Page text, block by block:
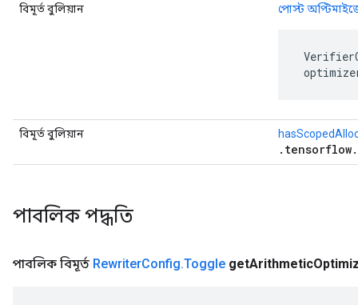
বিমূর্ত বুলিয়ান পোস্ট
বিমূর্ত বুলিয়ান
পাবলিক পদ্ধতি
পাবলিক বিমূর্ত RewriterConfig.Toggle getArithmetic